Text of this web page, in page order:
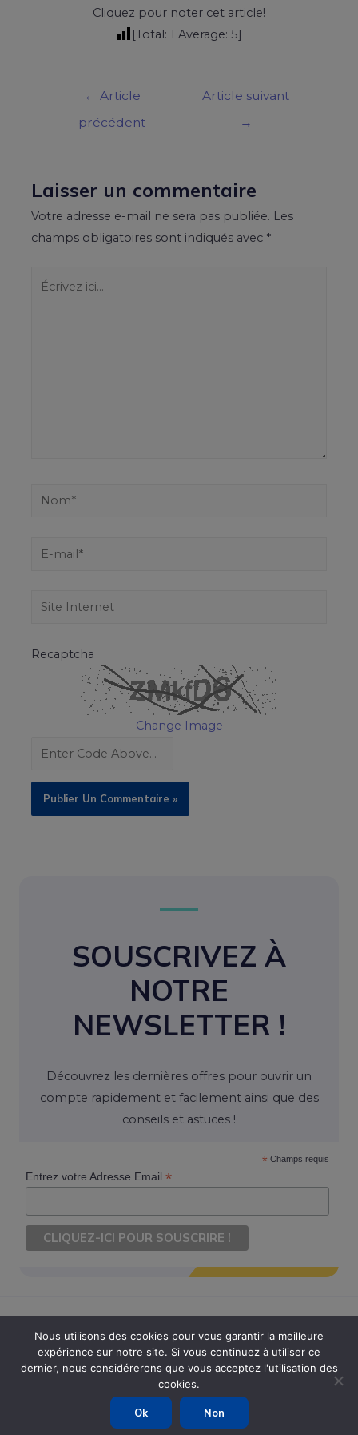
Cliquez pour noter cet article!
[Total: 1 Average: 5]
← Article
précédent
Article suivant
→
Laisser un commentaire
Votre adresse e-mail ne sera pas publiée. Les
champs obligatoires sont indiqués avec *
Recaptcha
Change Image
SOUSCRIVEZ À
NOTRE
NEWSLETTER !
Découvrez les dernières offres pour ouvrir un
compte rapidement et facilement ainsi que des
conseils et astuces !
* Champs requis
Entrez votre Adresse Email*
Copyright © 2026 Ouvrir Son Compte. Tous Droits Réservés
Powered by Ouvrir Son Compte
Nous utilisons des cookies pour vous garantir la meilleure
expérience sur notre site. Si vous continuez à utiliser ce
dernier, nous considérerons que vous acceptez l'utilisation des
cookies.
Ok Non